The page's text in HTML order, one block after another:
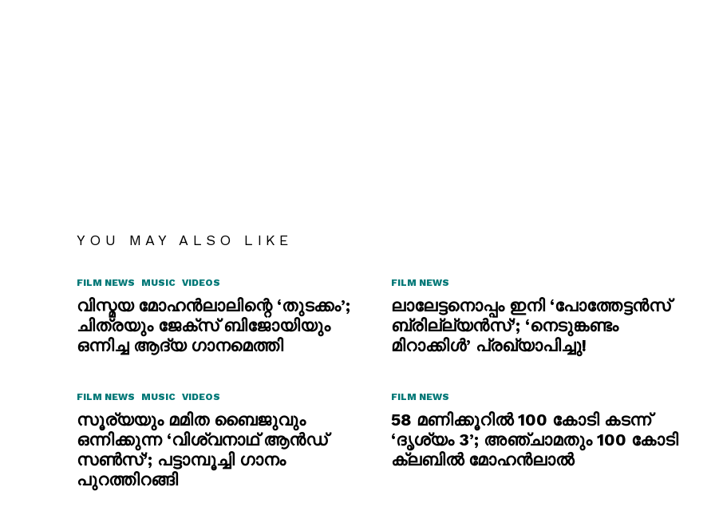
YOU MAY ALSO LIKE
FILM NEWS MUSIC VIDEOS
വിസ്മയ മോഹൻലാലിന്റെ ‘തുടക്കം’;
ചിത്രയും ജേക്സ് ബിജോയിയും
ഒന്നിച്ച ആദ്യ ഗാനമെത്തി
FILM NEWS
ലാലേട്ടനൊപ്പം ഇനി ‘പോത്തേട്ടൻസ്
ബ്രില്ല്യൻസ്’; ‘നെടുങ്കണ്ടം
മിറാക്കിൾ’ പ്രഖ്യാപിച്ചു!
FILM NEWS MUSIC VIDEOS
സൂര്യയും മമിത ബൈജുവും
ഒന്നിക്കുന്ന ‘വിശ്വനാഥ് ആൻഡ്
സൺസ്’; പട്ടാമ്പൂച്ചി ഗാനം
പുറത്തിറങ്ങി
FILM NEWS
58 മണിക്കൂറിൽ 100 കോടി കടന്ന്
‘ദൃശ്യം 3’; അഞ്ചാമതും 100 കോടി
ക്ലബിൽ മോഹൻലാൽ